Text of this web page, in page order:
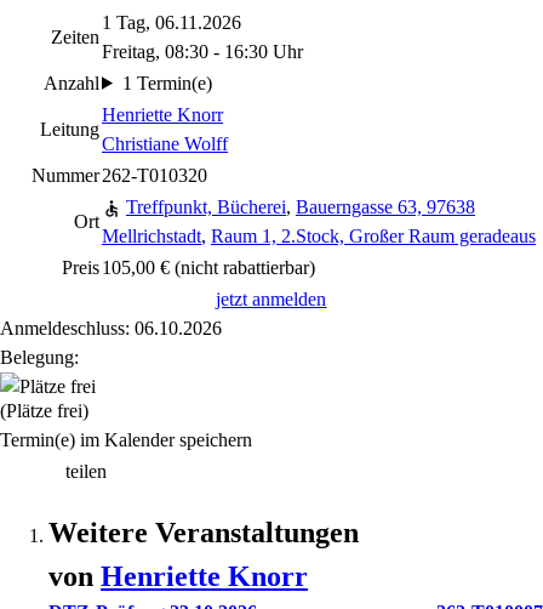
Zeiten
1 Tag, 06.11.2026
Freitag, 08:30 - 16:30 Uhr
Anzahl
1 Termin(e)
Leitung
Henriette Knorr
Christiane Wolff
Nummer262-T010320
Ort
Treffpunkt, Bücherei, Bauerngasse 63, 97638
Mellrichstadt, Raum 1, 2.Stock, Großer Raum geradeaus
Preis105,00 € (nicht rabattierbar)
jetzt anmelden
Anmeldeschluss: 06.10.2026
Belegung:
(Plätze frei)
Termin(e) im Kalender speichern
teilen
Weitere Veranstaltungen
von Henriette Knorr